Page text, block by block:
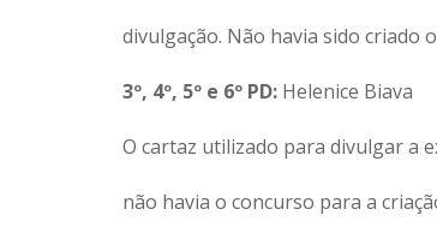
divulgação. Não havia sido criado
3º, 4º, 5º e 6º PD: Helenice Biava
O cartaz utilizado para divulgar a
não havia o concurso para a